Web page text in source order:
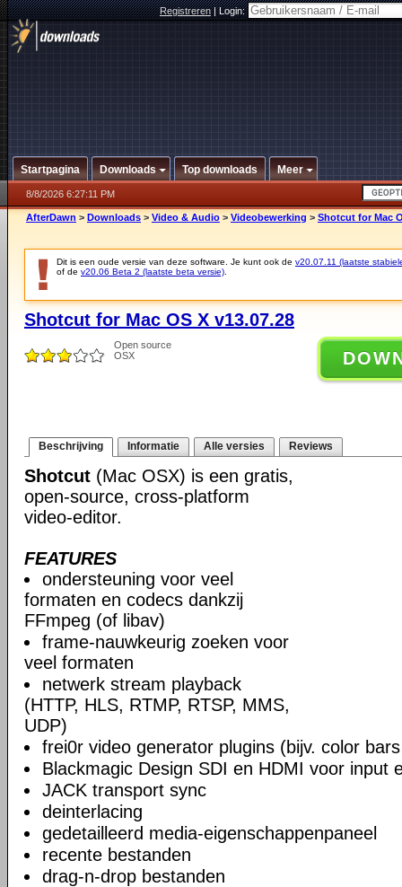
Registreren|Login:
Startpagina Downloads Top downloads Meer
8/8/2026 6:27:11 PM
AfterDawn > Downloads > Video & Audio > Videobewerking > Shotcut for Mac
Dit is een oude versie van deze software. Je kunt ook de v20.07.11 (laatste
of de v20.06 Beta 2 (laatste beta versie)
Shotcut for Mac OS X v13.07.28
Open source
OSX
Beschrijving Informatie Alle versies Reviews
Shotcut (Mac OSX) is een gratis,
open-source, cross-platform
video-editor.
FEATURES
ondersteuning voor veel
formaten en codecs dankzij
FFmpeg (of libav)
frame-nauwkeurig zoeken voor
veel formaten
netwerk stream playback
(HTTP, HLS, RTMP, RTSP, MMS,
UDP)
frei0r video generator plugins (bijv. color
Blackmagic Design SDI en HDMI voor input
JACK transport sync
deinterlacing
gedetailleerd media-eigenschappenpaneel
recente bestanden
drag-n-drop bestanden